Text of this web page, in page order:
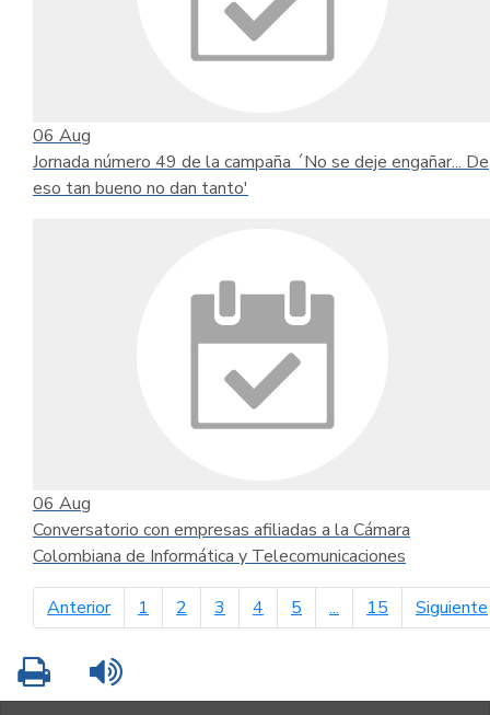
06 Aug
Jornada número 49 de la campaña ´No se deje engañar... De
eso tan bueno no dan tanto'
06 Aug
Conversatorio con empresas afiliadas a la Cámara
Colombiana de Informática y Telecomunicaciones
Anteriorpágina anterior
1 2 3 4 5 ... 15 Siguiente
Imprimir